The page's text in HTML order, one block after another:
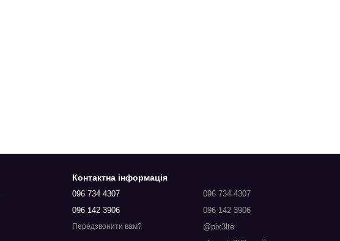
Контактна інформація
096 734 4307
096 142 3906
Передзвонити вам?
096 734 4307
096 142 3906
@pix3lte